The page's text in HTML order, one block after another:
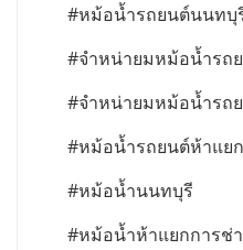
#หม้อน้ำรถยนต์นนทบุ
#จำหน่ายมหม้อน้ำรถ
#จำหน่ายมหม้อน้ำรถ
#หม้อน้ำรถยนต์ห้าแย
#หม้อน้ำนนทบุรี
#หม้อน้ำห้าแยกการช่